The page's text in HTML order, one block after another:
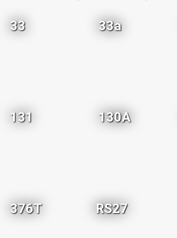
33 33a
131 130A
376T RS27